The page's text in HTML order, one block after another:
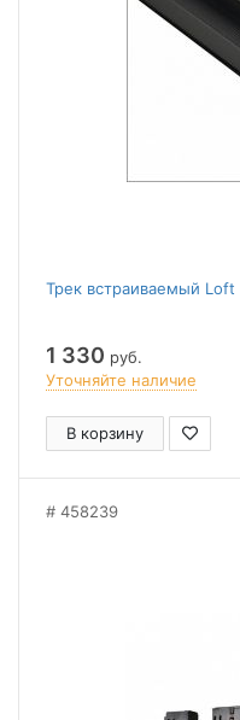
Трек встраиваемый Loft
1 330 руб.
Уточняйте наличие
В корзину
458239